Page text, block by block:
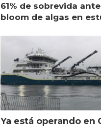
61% de sobrevida ante
bloom de algas en
Ya está operando en